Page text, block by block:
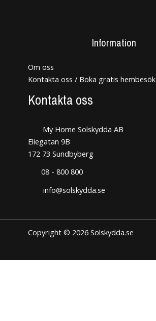
Information
Om oss
Kontakta oss / Boka gratis hembesök
Kontakta oss
My Home Solskydda AB
Eliegatan 9B
172 73 Sundbyberg
08 - 800 800
info@solskydda.se
Copyright © 2026 Solskydda.se